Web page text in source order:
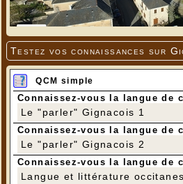
Testez vos connaissances sur
QCM simple
Connaissez-vous la langue de
Le "parler" Gignacois 1
Connaissez-vous la langue de
Le "parler" Gignacois 2
Connaissez-vous la langue de
Langue et littérature occitanes